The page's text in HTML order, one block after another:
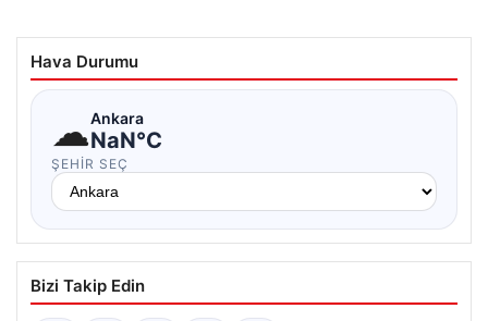
Hava Durumu
☁Ankara
NaN°C
ŞEHIR SEÇ
Bizi Takip Edin